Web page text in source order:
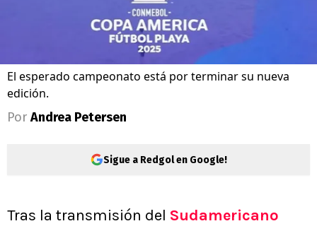
El esperado campeonato está por terminar su nueva
edición.
Por Andrea Petersen
Sigue a Redgol en Google!
Tras la transmisión del Sudamericano